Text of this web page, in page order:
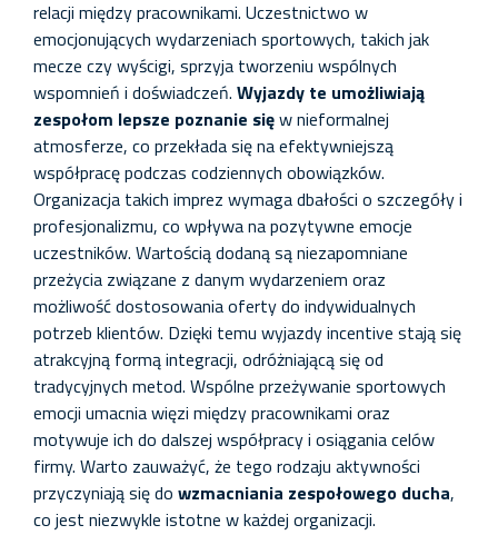
relacji między pracownikami. Uczestnictwo w
emocjonujących wydarzeniach sportowych, takich jak
mecze czy wyścigi, sprzyja tworzeniu wspólnych
wspomnień i doświadczeń. Wyjazdy te umożliwiają
zespołom lepsze poznanie sięw nieformalnej
atmosferze, co przekłada się na efektywniejszą
współpracę podczas codziennych obowiązków.
Organizacja takich imprez wymaga dbałości o szczegóły i
profesjonalizmu, co wpływa na pozytywne emocje
uczestników. Wartością dodaną są niezapomniane
przeżycia związane z danym wydarzeniem oraz
możliwość dostosowania oferty do indywidualnych
potrzeb klientów. Dzięki temu wyjazdy incentive stają się
atrakcyjną formą integracji, odróżniającą się od
tradycyjnych metod. Wspólne przeżywanie sportowych
emocji umacnia więzi między pracownikami oraz
motywuje ich do dalszej współpracy i osiągania celów
firmy. Warto zauważyć, że tego rodzaju aktywności
przyczyniają się do wzmacniania zespołowego ducha,
co jest niezwykle istotne w każdej organizacji.